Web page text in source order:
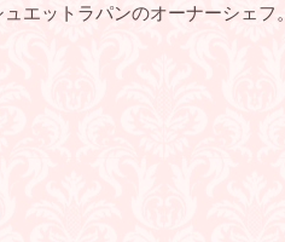
エットラパンのオーナーシェフ。